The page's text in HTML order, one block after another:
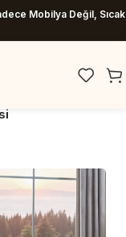
Mobilya Değil, Sıcak